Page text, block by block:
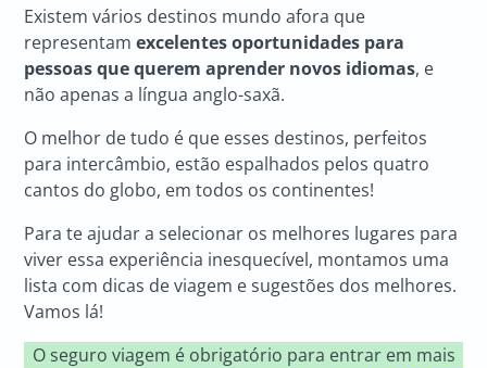
Existem vários destinos mundo afora que
representamexcelentes oportunidades para
pessoas que querem aprender novos idiomas, e
não apenas a língua anglo-saxã.
O melhor de tudo é que esses destinos, perfeitos
para intercâmbio, estão espalhados pelos quatro
cantos do globo, em todos os continentes!
Para te ajudar a selecionar os melhores lugares para
viver essa experiência inesquecível, montamos uma
lista com dicas de viagem e sugestões dos melhores.
Vamos lá!
O seguro viagem é obrigatório para entrar em mais